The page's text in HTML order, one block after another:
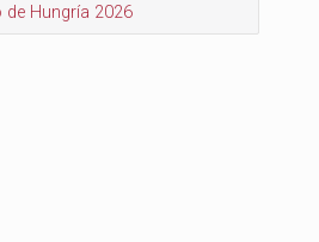
de Hungría 2026